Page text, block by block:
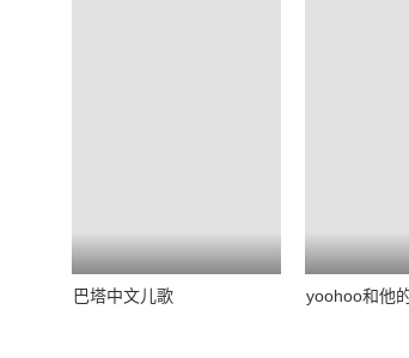
巴塔中文儿歌 yoohoo和他